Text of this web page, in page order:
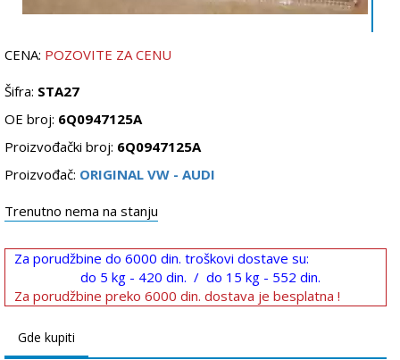
CENA: POZOVITE ZA CENU
Šifra: STA27
OE broj: 6Q0947125A
Proizvođački broj: 6Q0947125A
Proizvođač: ORIGINAL VW - AUDI
Trenutno nema na stanju
Za porudžbine do 6000 din. troškovi dostave su:
do 5 kg - 420 din. / do 15 kg - 552 din.
Za porudžbine preko 6000 din. dostava je besplatna !
Gde kupiti